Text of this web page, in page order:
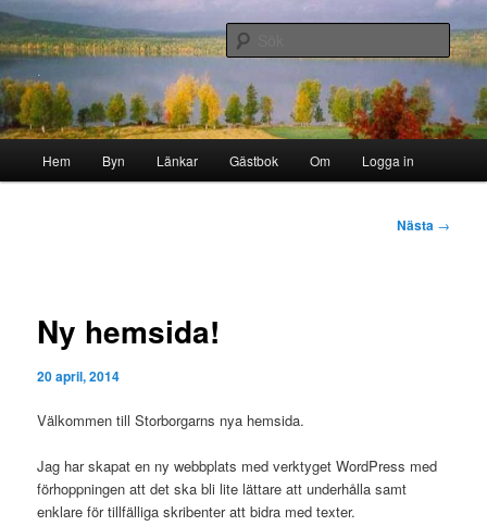
Hoppa
till
primärt
innehållStorborgarn
Byn i skogen
Sök
Hem Byn Länkar Gästbok Om Logga in
Nästa →
Ny hemsida!
20 april, 2014
Välkommen till Storborgarns nya hemsida.
Jag har skapat en ny webbplats med verktyget WordPress med
förhoppningen att det ska bli lite lättare att underhålla samt
enklare för tillfälliga skribenter att bidra med texter.